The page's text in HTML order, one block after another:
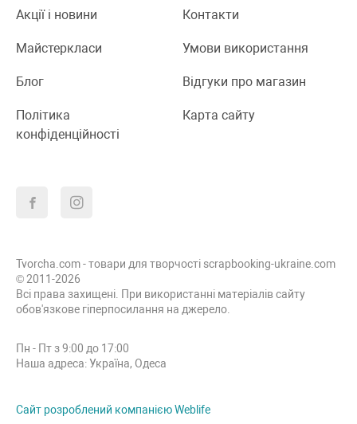
Акції і новини Контакти
Майстеркласи Умови використання
Блог Відгуки про магазин
Політика
конфіденційності
Карта сайту
Tvorcha.com - товари для творчості scrapbooking-ukraine.com
© 2011-2026
Всі права захищені. При використанні матеріалів сайту
обов'язкове гіперпосилання на джерело.
Пн - Пт з 9:00 до 17:00
Наша адреса: Україна, Одеса
Сайт розроблений компанією Weblife